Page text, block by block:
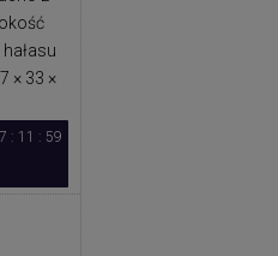
× 33 ×
: 11 : 59